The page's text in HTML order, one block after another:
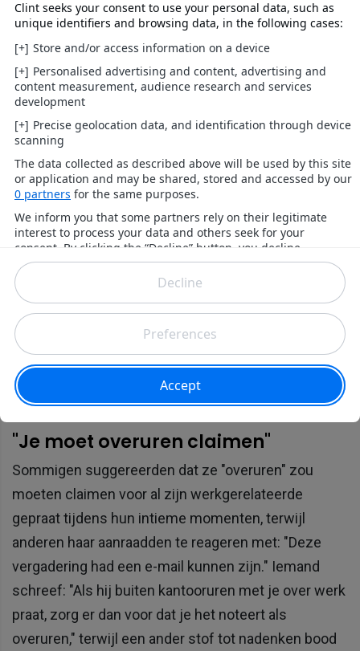
films ziet", waarbij haar baas haar verwende met
weelderige cadeaus en haar meenam naar luxe
hotels. Maar er was voor haar één groot probleem in
hun geheime relatie.
"Hij zwijgt maar niet over het werk!"
In een post gedeeld door Fesshole, bekende ze: "Ik
heb een affaire met mijn baas. Een van die zoals je
in films en tv-shows ziet, waar hij me meeneemt
naar mooie hotels en lingerie voor me koopt. Als we
het doen, bezorgt hij me ontelbaar veel orgasmes.
Maar... daarna wil hij nog steeds alleen maar over
werk praten. Zelfs de stomende affaire is niet
genoeg om te doen zwijgen over het werk!" Lezers
van de post konden het niet laten de vrouw te plagen
met enkele grappen over haar ongelukkige
slaapkamerproblemen.
"Je moet overuren claimen"
Sommigen suggereerden dat ze "overuren" zou
moeten claimen voor al zijn werkgerelateerde
gepraat tijdens hun intieme momenten, terwijl
anderen haar aanraadden te reageren met: "Deze
vergadering had een e-mail kunnen zijn." Iemand
schreef: "Als hij buiten kantooruren met je over werk
praat, zorg er dan voor dat je het noteert als
overuren," terwijl een ander stof tot nadenken bood